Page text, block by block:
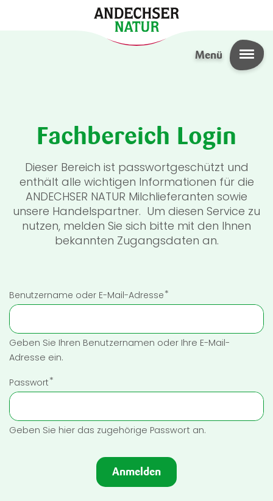
Menü
Fachbereich Login
Dieser Bereich ist passwortgeschützt und
enthält alle wichtigen Informationen für die
ANDECHSER NATUR Milchlieferanten sowie
unsere Handelspartner. Um diesen Service zu
nutzen, melden Sie sich bitte mit den Ihnen
bekannten Zugangsdaten an.
Benutzername oder E-Mail-Adresse
Geben Sie Ihren Benutzernamen oder Ihre E-Mail-
Adresse ein.
Passwort
Geben Sie hier das zugehörige Passwort an.